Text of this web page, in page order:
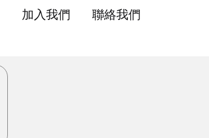
加入我們 聯絡我們